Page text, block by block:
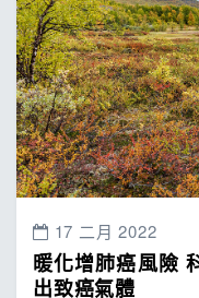
17 二月 2022
暖化增肺癌風險
出致癌氣體